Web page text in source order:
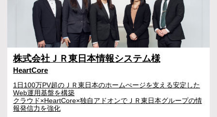
株式会社ＪＲ東日本情報システム様
HeartCore
1日100万PV超のＪＲ東日本のホームぺージを支える安定した
Web運用基盤を構築
クラウド×HeartCore×独自アドオンでＪＲ東日本グループの情
報発信力を強化